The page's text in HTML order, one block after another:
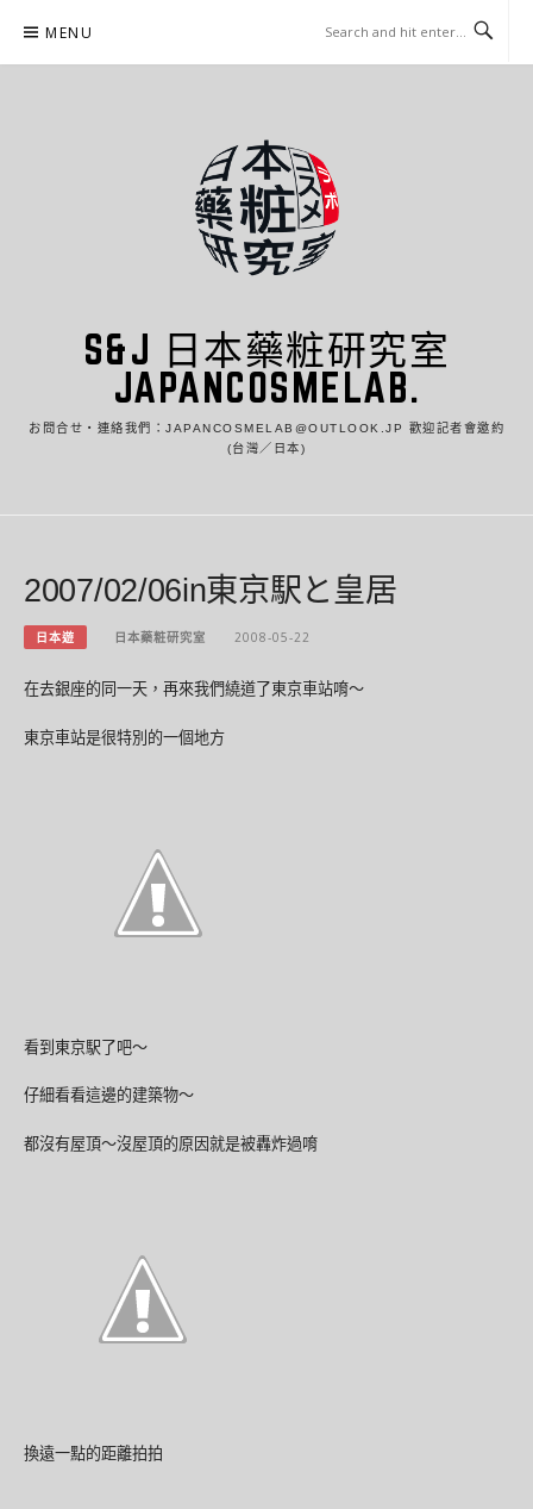
content
MENU
S&J 日本藥粧研究室
JAPANCOSMELAB.
お問合せ・連絡我們：JAPANCOSMELAB@OUTLOOK.JP 歡迎記者會邀約
(台灣／日本)
2007/02/06in東京駅と皇居
日本遊 日本藥粧研究室 2008-05-22
在去銀座的同一天，再來我們繞道了東京車站唷～
東京車站是很特別的一個地方
看到東京駅了吧～
仔細看看這邊的建築物～
都沒有屋頂～沒屋頂的原因就是被轟炸過唷
換遠一點的距離拍拍